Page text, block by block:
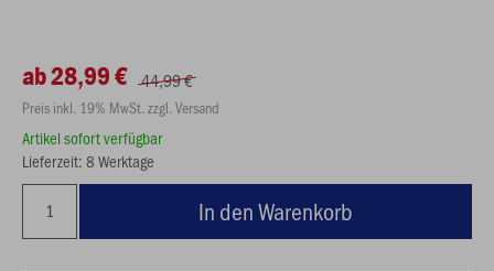
ab 28,99 € 44,99 €
Preis inkl. 19% MwSt. zzgl. Versand
Artikel sofort verfügbar
Lieferzeit: 8 Werktage
In den Warenkorb